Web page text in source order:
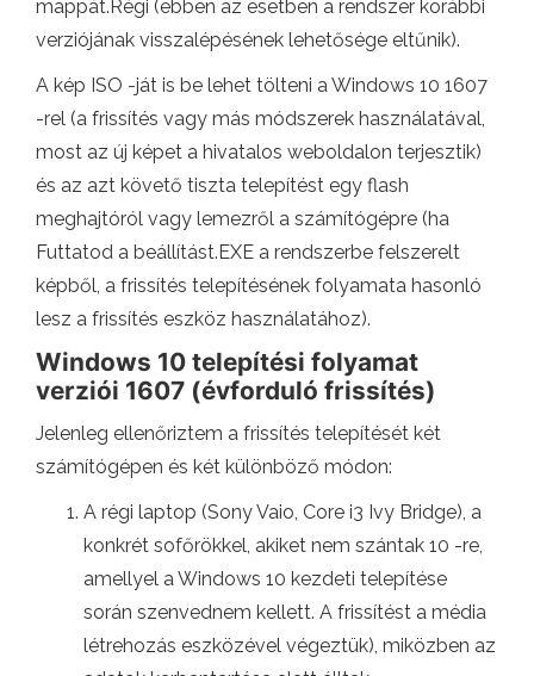
mappát.Régi (ebben az esetben a rendszer korábbi
verziójának visszalépésének lehetősége eltűnik).
A kép ISO -ját is be lehet tölteni a Windows 10 1607
-rel (a frissítés vagy más módszerek használatával,
most az új képet a hivatalos weboldalon terjesztik)
és az azt követő tiszta telepítést egy flash
meghajtóról vagy lemezről a számítógépre (ha
Futtatod a beállítást.EXE a rendszerbe felszerelt
képből, a frissítés telepítésének folyamata hasonló
lesz a frissítés eszköz használatához).
Windows 10 telepítési folyamat
verziói 1607 (évforduló frissítés)
Jelenleg ellenőriztem a frissítés telepítését két
számítógépen és két különböző módon:
A régi laptop (Sony Vaio, Core i3 Ivy Bridge), a
konkrét sofőrökkel, akiket nem szántak 10 -re,
amellyel a Windows 10 kezdeti telepítése
során szenvednem kellett. A frissítést a média
létrehozás eszközével végeztük), miközben az